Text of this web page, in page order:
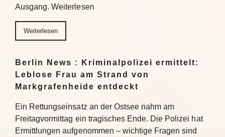
Ausgang. Weiterlesen
Weiterlesen
Berlin News : Kriminalpolizei ermittelt:
Leblose Frau am Strand von
Markgrafenheide entdeckt
Ein Rettungseinsatz an der Ostsee nahm am
Freitagvormittag ein tragisches Ende. Die Polizei hat
Ermittlungen aufgenommen – wichtige Fragen sind